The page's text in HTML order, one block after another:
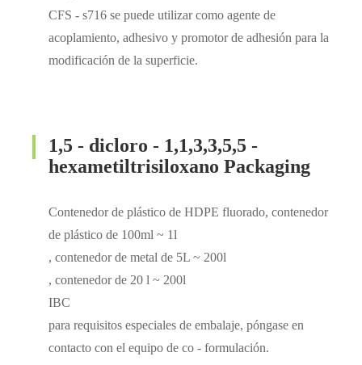
CFS - s716 se puede utilizar como agente de
acoplamiento, adhesivo y promotor de adhesión para la
modificación de la superficie.
1,5 - dicloro - 1,1,3,3,5,5 -
hexametiltrisiloxano Packaging
Contenedor de plástico de HDPE fluorado, contenedor
de plástico de 100ml ~ 1l
, contenedor de metal de 5L ~ 200l
, contenedor de 20 l ~ 200l
IBC
para requisitos especiales de embalaje, póngase en
contacto con el equipo de co - formulación.